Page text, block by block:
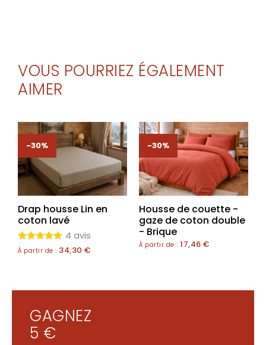
VOUS POURRIEZ ÉGALEMENT
AIMER
-30%
Drap housse Lin en
coton lavé
4 avis
À partir de : 34,30 €
-30%
Housse de couette -
gaze de coton double
- Brique
À partir de : 17,46 €
GAGNEZ
5 €